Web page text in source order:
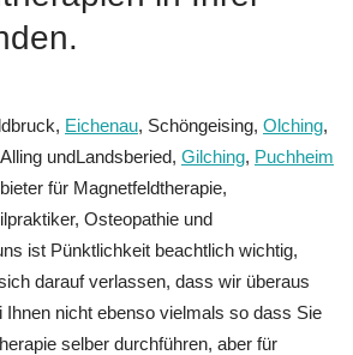
Eichenau, Schöngeising, Olching,
undLandsberied, Gilching, Puchheim
für Magnetfeldtherapie,
Osteopathie und
ist Pünktlichkeit beachtlich wichtig,
darauf verlassen, dass wir überaus
Ihnen nicht ebenso vielmals so dass Sie
selber durchführen, aber für